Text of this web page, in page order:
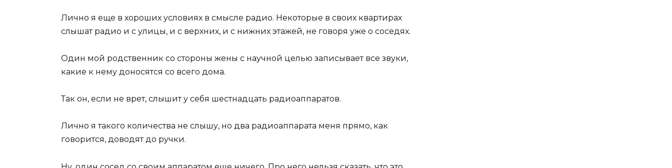
Лично я еще в хороших условиях в смысле радио. Некоторые в своих квартирах
слышат радио и с улицы, и с верхних, и с нижних этажей, не говоря уже о соседях.
Один мой родственник со стороны жены с научной целью записывает все звуки,
какие к нему доносятся со всего дома.
Так он, если не врет, слышит у себя шестнадцать радиоаппаратов.
Лично я такого количества не слышу, но два радиоаппарата меня прямо, как
говорится, доводят до ручки.